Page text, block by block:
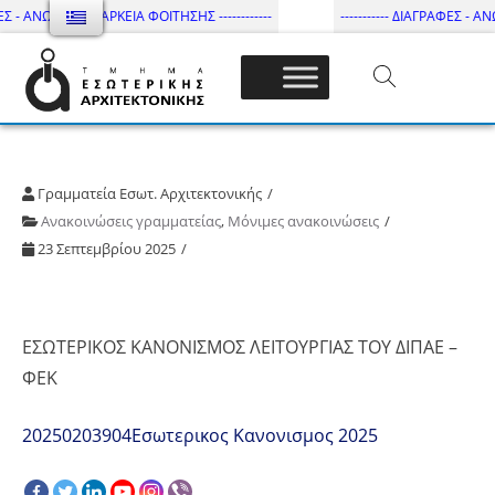
ΑΝΩΤΑΤΗ ΔΙΑΡΚΕΙΑ ΦΟΙΤΗΣΗΣ ------------ ----------- ΔΙΑΓΡΑΦΕΣ -
Τμήμα Εσωτ. Αρχιτεκτονικής – ΔΙ.ΠΑ.Ε
Γραμματεία Εσωτ. Αρχιτεκτονικής
Ανακοινώσεις γραμματείας, Μόνιμες ανακοινώσεις
23 Σεπτεμβρίου 2025
ΕΣΩΤΕΡΙΚΟΣ ΚΑΝΟΝΙΣΜΟΣ ΛΕΙΤΟΥΡΓΙΑΣ ΤΟΥ ΔΙΠΑΕ –
ΦΕΚ
20250203904Εσωτερικος Κανονισμος 2025